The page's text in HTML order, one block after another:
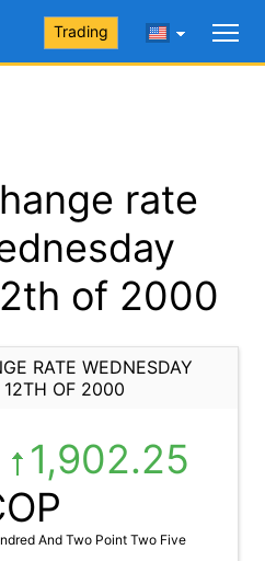
Trading
rate
of 2000
RATE WEDNESDAY
OF 2000
1,902.25
And Two Point Two Five